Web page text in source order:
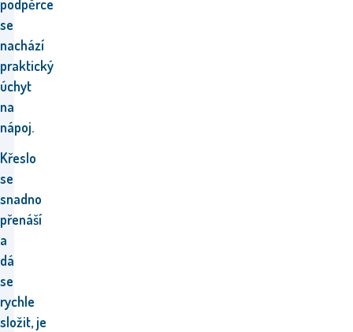
podpěrce
se
nachází
praktický
úchyt
na
nápoj.
Křeslo
se
snadno
přenáší
a
dá
se
rychle
složit, je